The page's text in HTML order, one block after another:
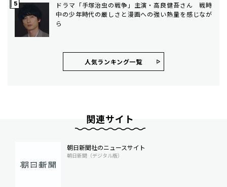
ドラマ「手塚治虫の戦争」主演・高良健吾さん 戦時
中の少年時代の厳しさと漫画への強い熱量を感じなが
ら
人気ランキング⼀覧
関連サイト
朝日新聞社のニュースサイト
朝日新聞（デジタル版）